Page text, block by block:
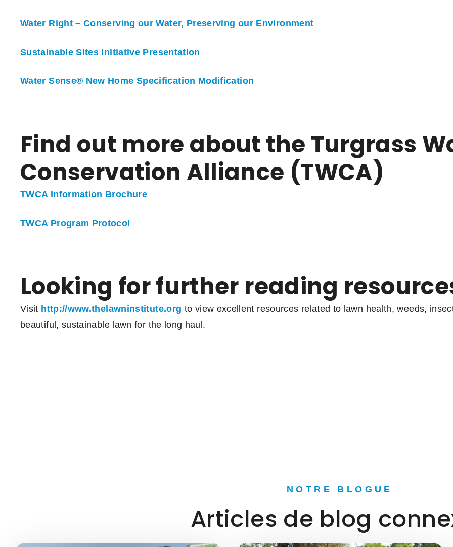
Water Right – Conserving our Water, Preserving our Environment
Sustainable Sites Initiative Presentation
Water Sense® New Home Specification Modification
Find out more about the Turgrass
Conservation Alliance (TWCA)
TWCA Information Brochure
TWCA Program Protocol
Looking for further reading
Visit http://www.thelawninstitute.org to view excellent resources related to lawn health, weeds,
beautiful, sustainable lawn for the long haul.
NOTRE BLOGUE
Articles de blog